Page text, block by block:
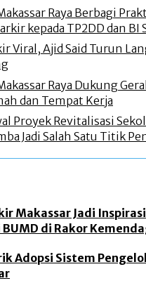
Raya Berbagi
kepada TP2DD dan BI
Viral, Ajid Said Turun
Raya Dukung
dan Tempat Kerja
Proyek Revitalisasi
Jadi Salah Satu Titik
Makassar Jadi Inspirasi
di Rakor
Adopsi Sistem